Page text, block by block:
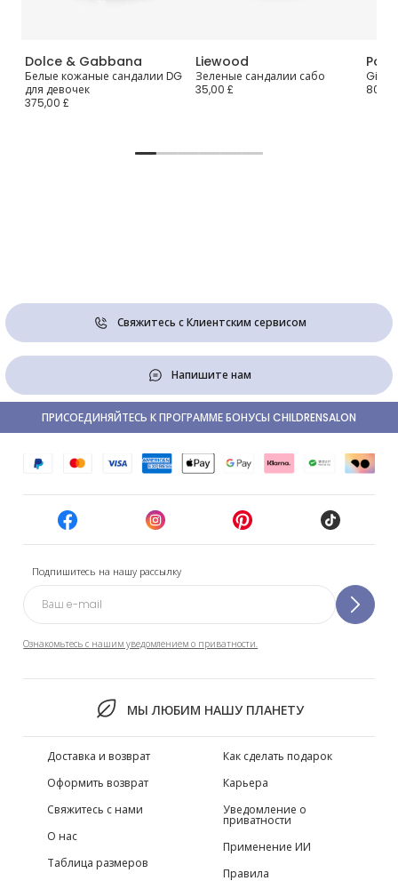
Dolce & Gabbana
Белые кожаные сандалии DG
для девочек
375,00 £
Liewood
Зеленые сандалии сабо
35,00 £
Girls
80,00
Свяжитесь с Клиентским сервисом
Напишите нам
Подпишитесь на нашу рассылку
Ознакомьтесь с нашим уведомлением о приватности.
МЫ ЛЮБИМ НАШУ ПЛАНЕТУ
ПРИСОЕДИНЯЙТЕСЬ К ПРОГРАММЕ БОНУСЫ CHILDRENSALON
Доставка и возврат
Оформить возврат
Свяжитесь с нами
О нас
Таблица размеров
Как сделать подарок
Карьера
Уведомление о
приватности
Применение ИИ
Правила